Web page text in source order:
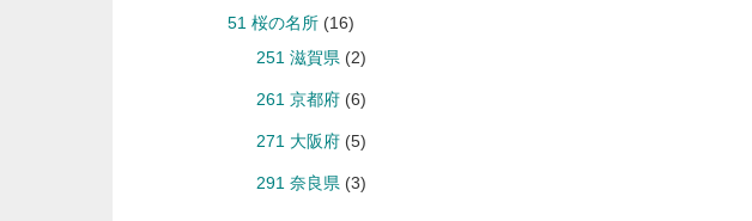
51 桜の名所(16)
251 滋賀県 (2)
261 京都府(6)
271 大阪府(5)
291 奈良県 (3)